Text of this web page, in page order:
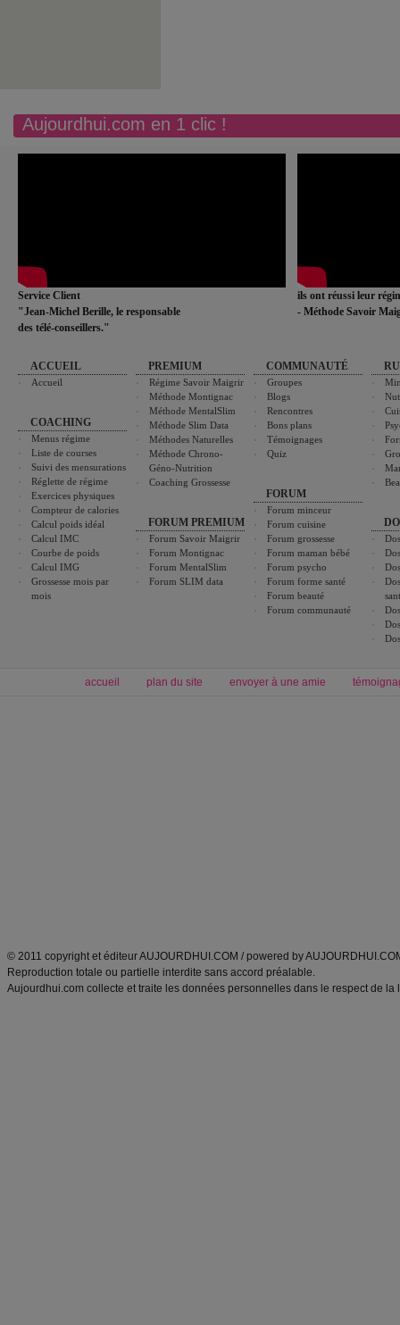
Aujourdhui.com en 1 clic !
Service Client
"Jean-Michel Berille, le responsable
des télé-conseillers."
ils ont réussi leur
- Méthode Savoir
ACCUEIL
Accueil
COACHING
Menus régime
Liste de courses
Suivi des mensurations
Réglette de régime
Exercices physiques
Compteur de calories
Calcul poids idéal
Calcul IMC
Courbe de poids
Calcul IMG
Grossesse mois par
mois
PREMIUM
Régime Savoir Maigrir
Méthode Montignac
Méthode MentalSlim
Méthode Slim Data
Méthodes Naturelles
Méthode Chrono-
Géno-Nutrition
Coaching Grossesse
FORUM PREMIUM
Forum Savoir Maigrir
Forum Montignac
Forum MentalSlim
Forum SLIM data
COMMUNAUTÉ
Groupes
Blogs
Rencontres
Bons plans
Témoignages
Quiz
FORUM
Forum minceur
Forum cuisine
Forum grossesse
Forum maman bébé
Forum psycho
Forum forme santé
Forum beauté
Forum communauté
accueil plan du site envoyer à une amie
© 2011 copyright et éditeur AUJOURDHUI.COM / powered by
Reproduction totale ou partielle interdite sans accord préalable.
Aujourdhui.com collecte et traite les données personnelles dans le respect de